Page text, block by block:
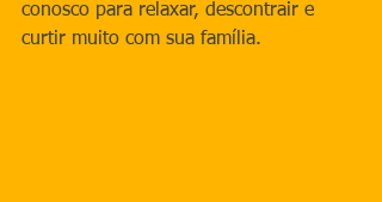
conosco para relaxar, descontrair e
curtir muito com sua família.